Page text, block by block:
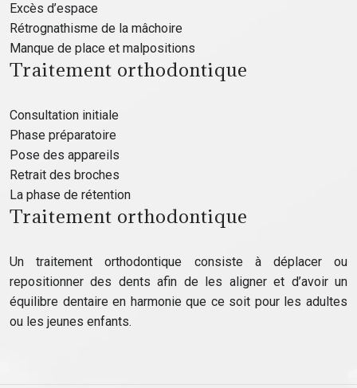
Excès d’espace
Rétrognathisme de la mâchoire
Manque de place et malpositions
Traitement orthodontique
Consultation initiale
Phase préparatoire
Pose des appareils
Retrait des broches
La phase de rétention
Traitement orthodontique
Un traitement orthodontique consiste à déplacer ou
repositionner des dents afin de les aligner et d’avoir un
équilibre dentaire en harmonie que ce soit pour les adultes
ou les jeunes enfants.